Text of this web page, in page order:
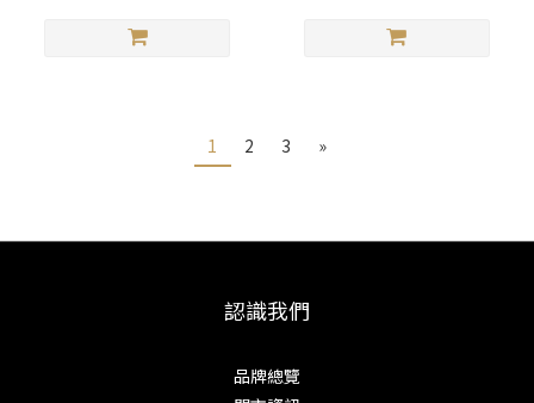
1 2 3 »
認識我們
品牌總覽